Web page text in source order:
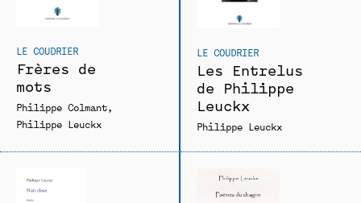
LE COUDRIER
Frères de
mots
Philippe Colmant
Philippe Leuckx
LE COUDRIER
Les Entrelus
de Philippe
Leuckx
Philippe Leuckx